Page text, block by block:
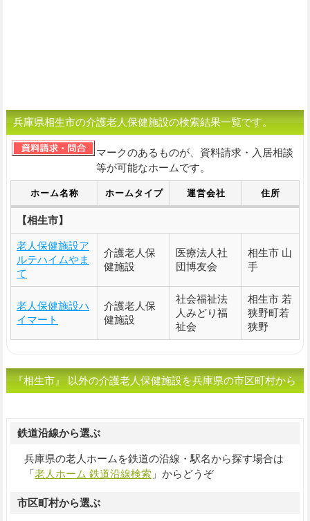
兵庫県相生市の介護老人保健施設の検索結果一覧です。
マークのあるものが、資料請求・入居相談
等が可能なホームです。
ホーム名称 ホームタイプ 運営会社 住所
【相生市】
老人保健施設ア
ルテハイムやま
て
介護老人保
健施設
医療法人社
団博友会
相生市 山
手
老人保健施設ハ
イマート
介護老人保
健施設
社会福祉法
人みどり福
祉会
相生市 若
狭野町若
狭野
『相生市』 以外の介護老人保健施設を兵庫県の市区町村から
鉄道沿線から選ぶ
兵庫県の老人ホームを鉄道の沿線・駅名から探す場合は
「老人ホーム 鉄道沿線検索」からどうぞ
市区町村から選ぶ